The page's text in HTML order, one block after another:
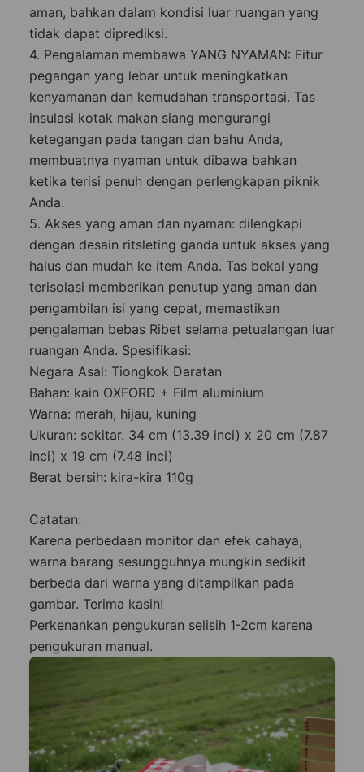
aman, bahkan dalam kondisi luar ruangan yang
tidak dapat diprediksi.
4. Pengalaman membawa YANG NYAMAN: Fitur
pegangan yang lebar untuk meningkatkan
kenyamanan dan kemudahan transportasi. Tas
insulasi kotak makan siang mengurangi
ketegangan pada tangan dan bahu Anda,
membuatnya nyaman untuk dibawa bahkan
ketika terisi penuh dengan perlengkapan piknik
Anda.
5. Akses yang aman dan nyaman: dilengkapi
dengan desain ritsleting ganda untuk akses yang
halus dan mudah ke item Anda. Tas bekal yang
terisolasi memberikan penutup yang aman dan
pengambilan isi yang cepat, memastikan
pengalaman bebas Ribet selama petualangan luar
ruangan Anda. Spesifikasi:
Negara Asal: Tiongkok Daratan
Bahan: kain OXFORD + Film aluminium
Warna: merah, hijau, kuning
Ukuran: sekitar. 34 cm (13.39 inci) x 20 cm (7.87
inci) x 19 cm (7.48 inci)
Berat bersih: kira-kira 110g
Catatan:
Karena perbedaan monitor dan efek cahaya,
warna barang sesungguhnya mungkin sedikit
berbeda dari warna yang ditampilkan pada
gambar. Terima kasih!
Perkenankan pengukuran selisih 1-2cm karena
pengukuran manual.